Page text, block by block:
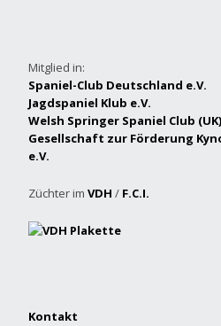
Mitglied in:
Spaniel-Club Deutschland e.V.
Jagdspaniel Klub e.V.
Welsh Springer Spaniel Club (UK)
Gesellschaft zur Förderung
e.V.
Züchter im VDH / F.C.I.
Kontakt